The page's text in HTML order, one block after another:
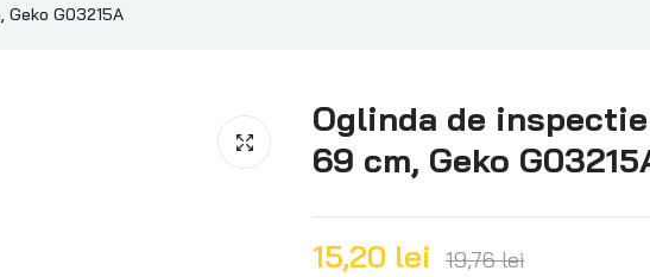
G03215A
Oglinda de
69 cm, Geko
15,20 lei 19,76 lei